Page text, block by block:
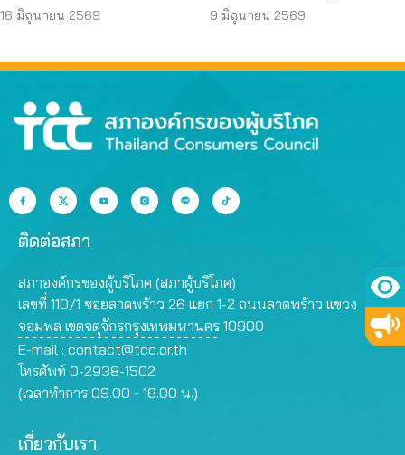
ก่อน 15 ก.ค. แล้วเตรียม
16 มิถุนายน 2569
คนกรุงไร้รอยต่อ
9 มิถุนายน 2569
ติดต่อสภา
สภาองค์กรของผู้บริโภค (สภาผู้บริโภค)
เลขที่ 110/1 ซอยลาดพร้าว 26 แยก 1-2 ถนนลาดพร้าว แขวง
จอมพล เขตจตุจักรกรุงเทพมหานคร 10900
E-mail : contact@tcc.or.th
โทรศัพท์ 0-2938-1502
(เวลาทำการ 09.00 - 18.00 น.)
เกี่ยวกับเรา